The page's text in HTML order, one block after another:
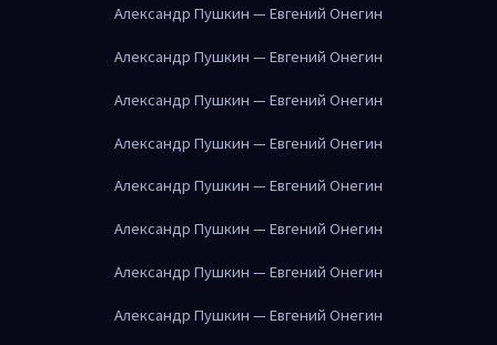
Александр Пушкин — Евгений Онегин
Александр Пушкин — Евгений Онегин
Александр Пушкин — Евгений Онегин
Александр Пушкин — Евгений Онегин
Александр Пушкин — Евгений Онегин
Александр Пушкин — Евгений Онегин
Александр Пушкин — Евгений Онегин
Александр Пушкин — Евгений Онегин